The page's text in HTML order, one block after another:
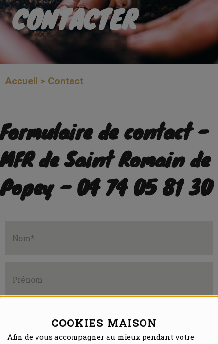
COOKIES MAISON
Afin de vous accompagner au mieux pendant votre
CONTACTER
Accueil > Contact
Formulaire de contact -
MFR de Saint Romain de
Popey - 04 74 05 81 30